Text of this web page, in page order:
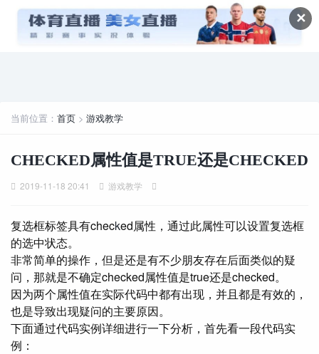
✕
当前位置： 首页 > 游戏教学
CHECKED属性值是TRUE还是CHECKED
2019-11-18 20:41 游戏教学
复选框标签具有checked属性，通过此属性可以设置复选框
的选中状态。
非常简单的操作，但是还是有不少朋友存在后面类似的疑
问，那就是不确定checked属性值是true还是checked。
因为两个属性值在实际代码中都有出现，并且都是有效的，
也是导致出现疑问的主要原因。
下面通过代码实例详细进行一下分析，首先看一段代码实
例：